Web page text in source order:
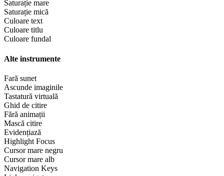
Saturație mare
Saturație mică
Culoare text
Culoare titlu
Culoare fundal
Alte instrumente
Fară sunet
Ascunde imaginile
Tastatură virtuală
Ghid de citire
Fără animații
Mască citire
Evidențiază
Highlight Focus
Cursor mare negru
Cursor mare alb
Navigation Keys